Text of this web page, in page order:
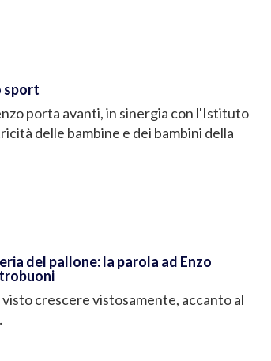
sport
porta avanti, in sinergia con l'Istituto
delle bambine e dei bambini della
del pallone: la parola ad Enzo
crescere vistosamente, accanto al